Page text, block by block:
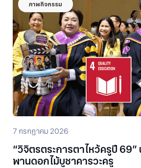
ภาพกิจกรรม
7 กรกฎาคม 2026
“วิจิตรตระการตาไหว้ครูปี 69”
พานดอกไม้บูชาคารวะครู